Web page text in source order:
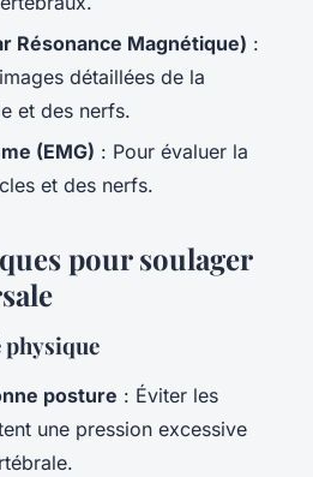
Résonance Magnétique) :
détaillées de la
et des nerfs.
(EMG) : Pour évaluer la
et des nerfs.
pour soulager
posture : Éviter les
une pression excessive